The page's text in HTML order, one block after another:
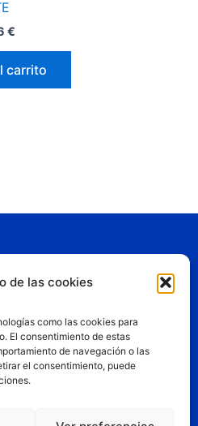
de las cookies
como las cookies para
El consentimiento de estas
de navegación o las
el consentimiento, puede
€
carrito